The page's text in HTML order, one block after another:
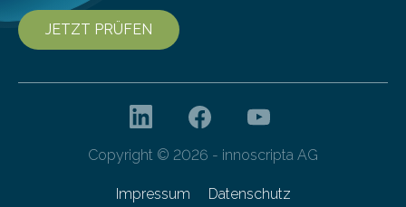
JETZT PRÜFEN
Copyright © 2026 - innoscripta AG
Impressum Datenschutz